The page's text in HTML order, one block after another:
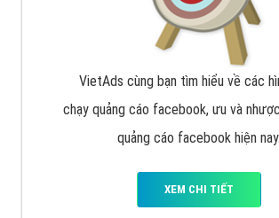
VietAds cùng bạn tìm hiểu về các
chạy quảng cáo facebook, ưu và
quảng cáo facebook hiện nay.
XEM CHI TIẾT